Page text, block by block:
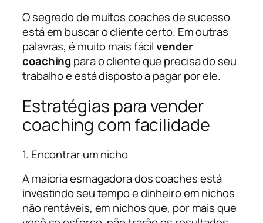
O segredo de muitos coaches de sucesso
está em buscar o cliente certo. Em outras
palavras, é muito mais fácilvender
coaching para o cliente que precisa do seu
trabalho e está disposto a pagar por ele.
Estratégias para vender
coaching com facilidade
1. Encontrar um nicho
A maioria esmagadora dos coaches está
investindo seu tempo e dinheiro em nichos
não rentáveis, em nichos que, por mais que